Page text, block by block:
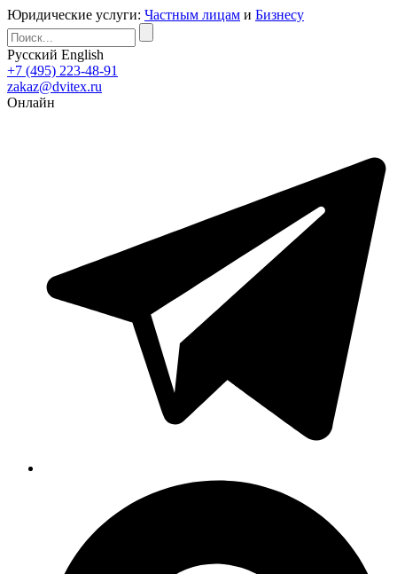
Юридические услуги: Частным лицам и Бизнесу
Русский English
+7 (495) 223-48-91
zakaz@dvitex.ru
Онлайн